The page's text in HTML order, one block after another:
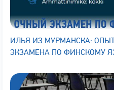
ИЛЬЯ ИЗ МУРМАНСКА:
ЭКЗАМЕНА ПО ФИНСКОМУ